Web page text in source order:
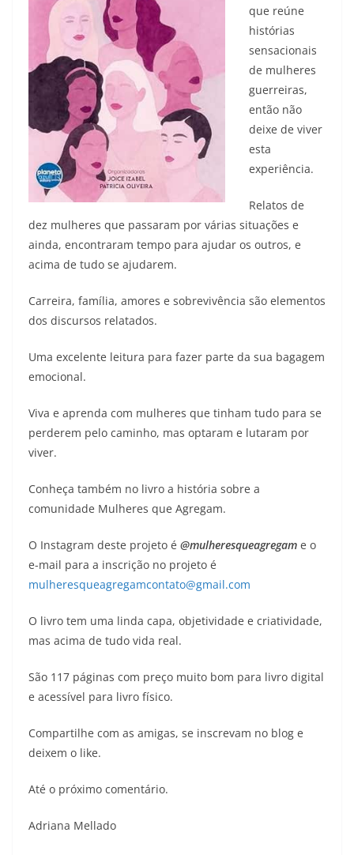
que reúne
histórias
sensacionais
de mulheres
guerreiras,
então não
deixe de viver
esta
experiência.
Relatos de
dez mulheres que passaram por várias situações e
ainda, encontraram tempo para ajudar os outros, e
acima de tudo se ajudarem.
Carreira, família, amores e sobrevivência são elementos
dos discursos relatados.
Uma excelente leitura para fazer parte da sua bagagem
emocional.
Viva e aprenda com mulheres que tinham tudo para se
perderem pelo caminho, mas optaram e lutaram por
viver.
Conheça também no livro a história sobre a
comunidade Mulheres que Agregam.
O Instagram deste projeto é @mulheresqueagregam e o
e-mail para a inscrição no projeto é
mulheresqueagregamcontato@gmail.com
O livro tem uma linda capa, objetividade e criatividade,
mas acima de tudo vida real.
São 117 páginas com preço muito bom para livro digital
e acessível para livro físico.
Compartilhe com as amigas, se inscrevam no blog e
deixem o like.
Até o próximo comentário.
Adriana Mellado